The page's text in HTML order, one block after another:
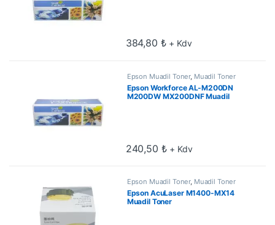
384,80 ₺ + Kdv
Epson Muadil Toner, Muadil Toner
Epson Workforce AL-M200DN
M200DW MX200DNF Muadil
240,50 ₺ + Kdv
Epson Muadil Toner, Muadil Toner
Epson AcuLaser M1400-MX14
Muadil Toner